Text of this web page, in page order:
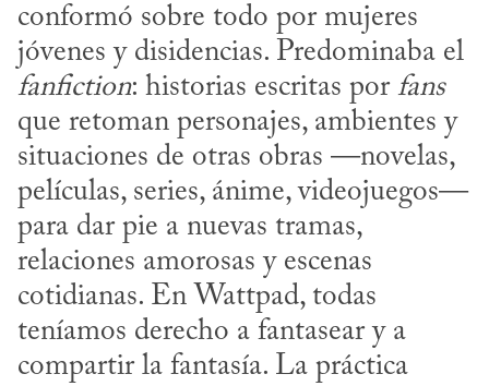
conformó sobre todo por mujeres
fanfiction: historias escritas por fans
que retoman personajes, ambientes y
situaciones de otras obras —novelas,
películas, series, ánime, videojuegos—
para dar pie a nuevas tramas,
relaciones amorosas y escenas
cotidianas. En Wattpad, todas
teníamos derecho a fantasear y a
compartir la fantasía. La práctica